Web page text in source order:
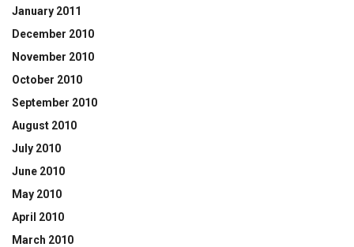
January 2011
December 2010
November 2010
October 2010
September 2010
August 2010
July 2010
June 2010
May 2010
April 2010
March 2010